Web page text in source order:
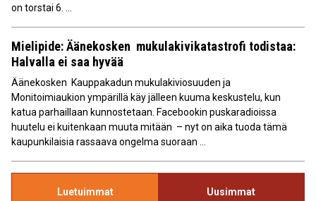
on torstai 6. ...
Mielipide: Äänekosken mukulakivikatastrofi todistaa:
Halvalla ei saa hyvää
Äänekosken Kauppakadun mukulakiviosuuden ja
Monitoimiaukion ympärillä käy jälleen kuuma keskustelu, kun
katua parhaillaan kunnostetaan. Facebookin puskaradioissa
huutelu ei kuitenkaan muuta mitään – nyt on aika tuoda tämä
kaupunkilaisia rassaava ongelma suoraan ...
Luetuimmat Uusimmat